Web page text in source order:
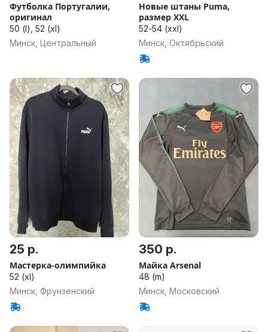
Футболка Португалии,
оригинал
50 (l), 52 (xl)
Минск, Центральный
Новые штаны Puma,
размер XXL
52-54 (xxl)
Минск, Октябрьский
25 р.
Мастерка-олимпийка
52 (xl)
Минск, Фрунзенский
350 р.
Майка Arsenal
48 (m)
Минск, Московский